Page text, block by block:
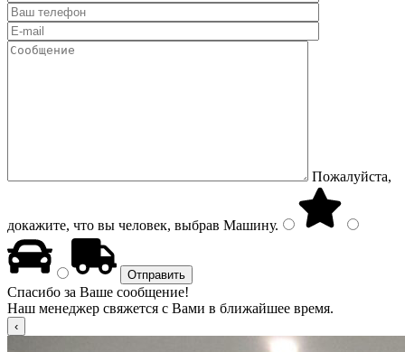
Пожалуйста,
докажите, что вы человек, выбрав Машину.
Спасибо за Ваше сообщение!
Наш менеджер свяжется с Вами в ближайшее время.